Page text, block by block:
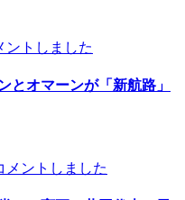
ントしました
とオマーンが「新航路」
メントしました